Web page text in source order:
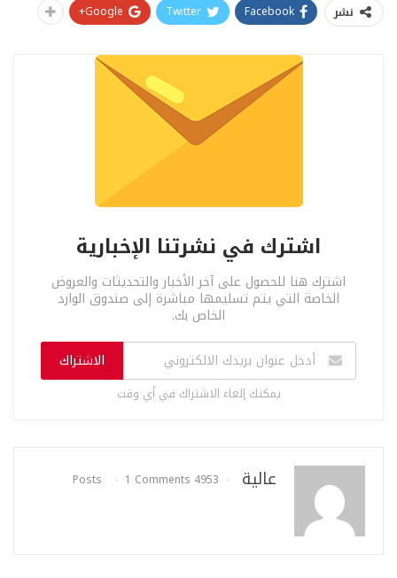
نشر Facebook
Twitter
Google+
اشترك في نشرتنا الإخبارية
اشترك هنا للحصول على آخر الأخبار والتحديثات والعروض
الخاصة التي يتم تسليمها مباشرة إلى صندوق الوارد
الخاص بك.
الاشتراك
يمكنك إلغاء الاشتراك في أي وقت
عالية 4953 Posts
1 Comments